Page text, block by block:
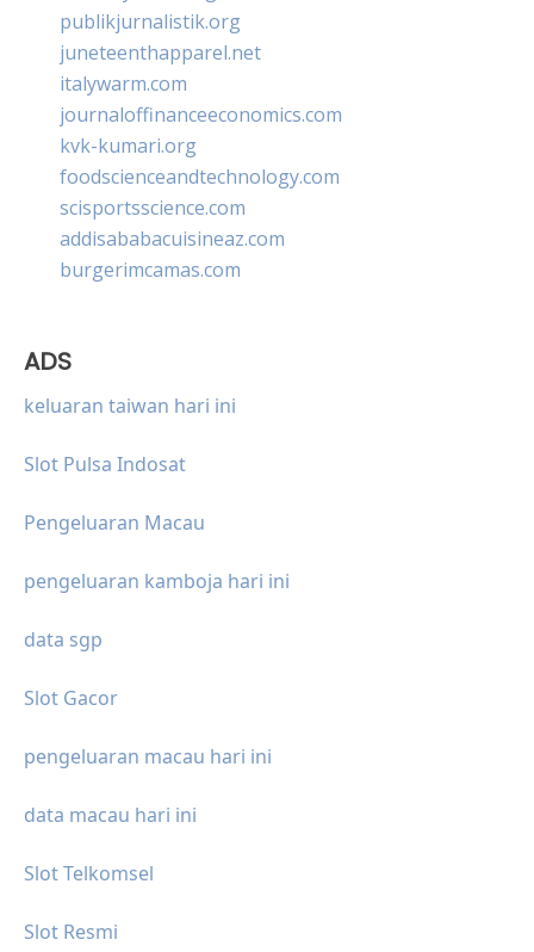
publikjurnalistik.org
juneteenthapparel.net
italywarm.com
journaloffinanceeconomics.com
kvk-kumari.org
foodscienceandtechnology.com
scisportsscience.com
addisababacuisineaz.com
burgerimcamas.com
ADS
keluaran taiwan hari ini
Slot Pulsa Indosat
Pengeluaran Macau
pengeluaran kamboja hari ini
data sgp
Slot Gacor
pengeluaran macau hari ini
data macau hari ini
Slot Telkomsel
Slot Resmi